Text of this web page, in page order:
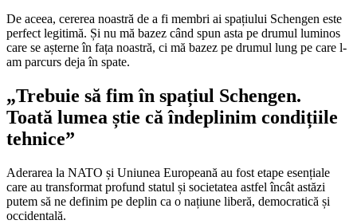
De aceea, cererea noastră de a fi membri ai spațiului Schengen este
perfect legitimă. Și nu mă bazez când spun asta pe drumul luminos
care se așterne în fața noastră, ci mă bazez pe drumul lung pe care l-
am parcurs deja în spate.
„Trebuie să fim în spațiul Schengen.
Toată lumea știe că îndeplinim condițiile
tehnice”
Aderarea la NATO și Uniunea Europeană au fost etape esențiale
care au transformat profund statul și societatea astfel încât astăzi
putem să ne definim pe deplin ca o națiune liberă, democratică și
occidentală.